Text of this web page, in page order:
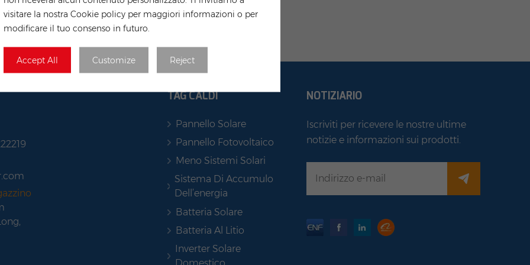
visitare la nostra Cookie policy per maggiori informazioni o per
modificare il tuo consenso in futuro.
Accept All Customize Reject
TAG CALDI
Pannello Solare
Pannello Fotovoltaico
Meno Sistemi Solari
Sistema Di Accumulo
Dell’energia
Batteria Solare
Batteria Al Litio
Inverter Solare
NOTIZIARIO
Iscriviti per ricevere le nostre ultime
notizie e informazioni sui prodotti.